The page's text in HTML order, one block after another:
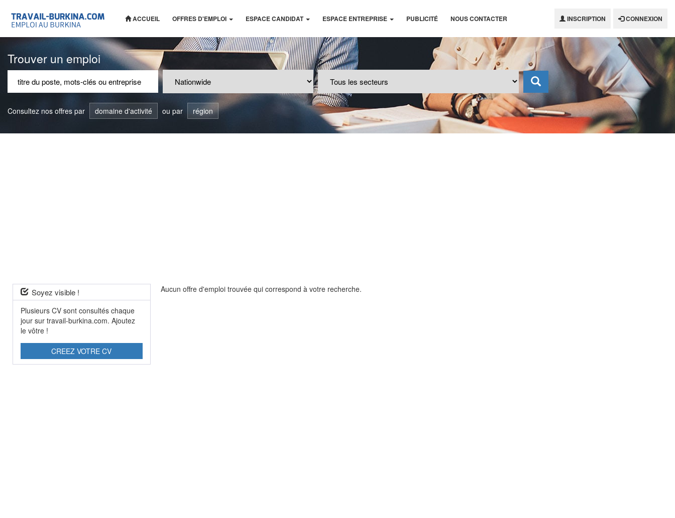
ACCUEIL OFFRES D'EMPLOI ESPACE CANDIDAT ESPACE ENTREPRISE PUBLICITÉ NOUS CONTACTER INSCRIPTION CONNEXION
Trouver un emploi
Consultez nos offres par domaine d'activité ou par région
Soyez visible !
Plusieurs CV sont consultés chaque
jour sur travail-burkina.com. Ajoutez
le vôtre !
CREEZ VOTRE CV
Aucun offre d'emploi trouvée qui correspond à votre recherche.